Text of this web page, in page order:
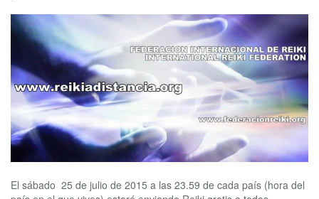
El sábado 25 de julio de 2015 a las 23.59 de cada país (hora del